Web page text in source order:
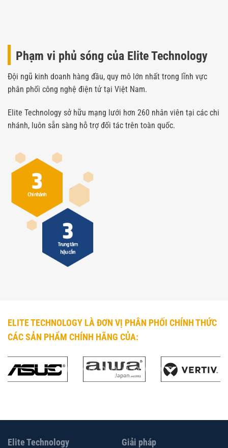
Phạm vi phủ sóng của Elite Technology
Đội ngũ kinh doanh hàng đầu, quy mô lớn nhất trong lĩnh vực
phân phối công nghệ điện tử tại Việt Nam.
Elite Technology sở hữu mạng lưới hơn 260 nhân viên tại các chi
nhánh, luôn sẵn sàng hỗ trợ đối tác trên toàn quốc.
ELITE TECHNOLOGY LÀ ĐƠN VỊ PHÂN PHỐI CHÍNH THỨC
CÁC SẢN PHẨM CHÍNH HÃNG CỦA:
Elite Technology Giải pháp